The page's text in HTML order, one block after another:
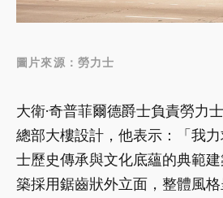
圖片來源：勞力士
大衛·奇普菲爾德爵士負責勞力
總部大樓設計，他表示：「我
士歷史傳承與文化底蘊的典範
築採用鋸齒狀外立面，整體風格